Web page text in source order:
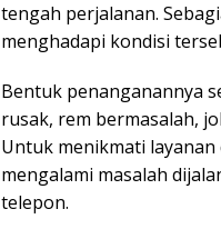
tengah perjalanan.
menghadapi kondisi
Bentuk penanganannya
rusak, rem bermasalah,
Untuk menikmati
mengalami masalah
telepon.